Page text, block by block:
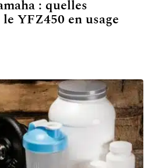
: quelles
YFZ450 en usage